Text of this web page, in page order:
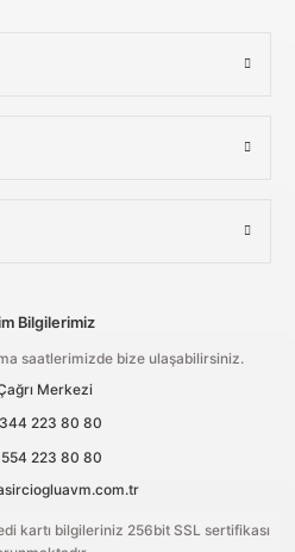
Bilgilerimiz
saatlerimizde bize ulaşabilirsiniz.
Merkezi
223 80 80
223 80 80
kartı bilgileriniz 256bit SSL sertifikası